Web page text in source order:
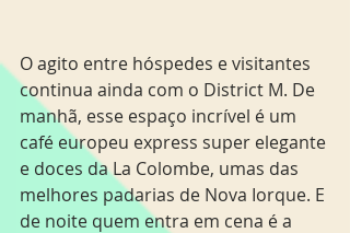
O agito entre hóspedes e visitantes
continua ainda com o District M. De
manhã, esse espaço incrível é um
café europeu express super elegante
e doces da La Colombe, umas das
melhores padarias de Nova Iorque. E
de noite quem entra em cena é a